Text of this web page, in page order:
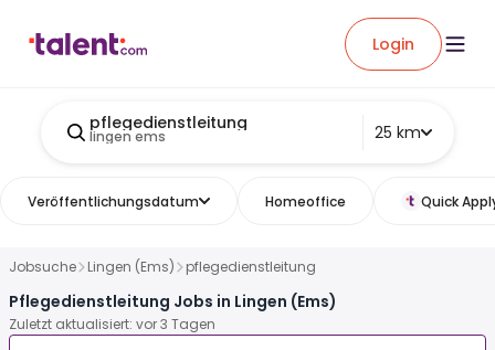
Login
pflegedienstleitung
lingen ems 25 km
Veröffentlichungsdatum Homeoffice Quick
Jobsuche Lingen (Ems) pflegedienstleitung
Pflegedienstleitung Jobs in Lingen (Ems)
Zuletzt aktualisiert: vor 3 Tagen